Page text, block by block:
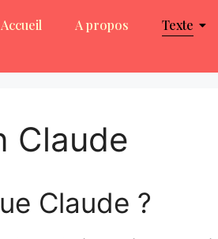
Accueil A propos Texte
Claude
Claude ?